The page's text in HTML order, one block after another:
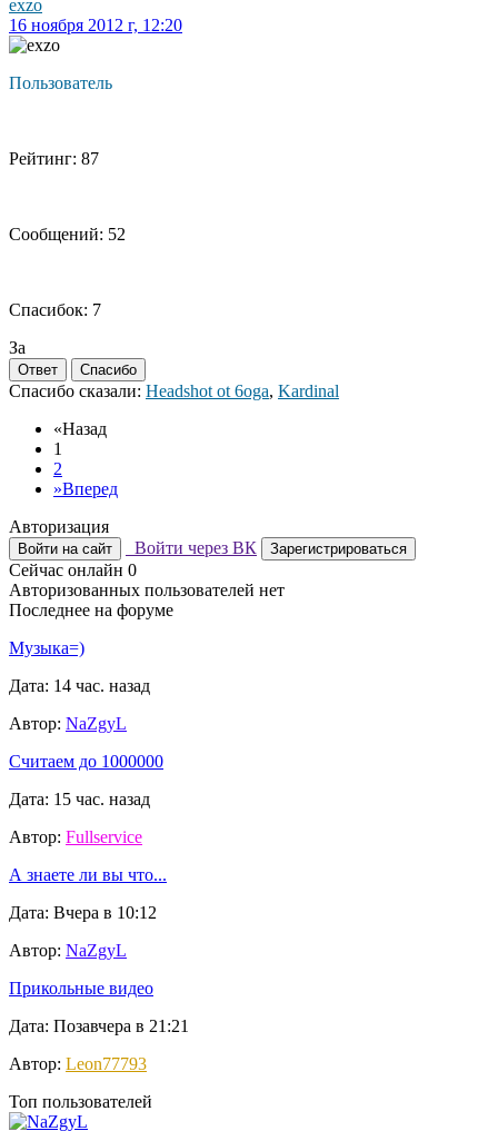
exzo
16 ноября 2012 г, 12:20
Пользователь
Рейтинг: 87
Сообщений: 52
Спасибок: 7
За
Ответ Спасибо
Спасибо сказали: Headshot ot 6oga, Kardinal
«Назад
1
2
»Вперед
Авторизация
Войти на сайт Войти через ВК Зарегистрироваться
Сейчас онлайн 0
Авторизованных пользователей нет
Последнее на форуме
Музыка=)
Дата: 14 час. назад
Автор: NaZgyL
Считаем до 1000000
Дата: 15 час. назад
Автор: Fullservice
А знаете ли вы что...
Дата: Вчера в 10:12
Автор: NaZgyL
Прикольные видео
Дата: Позавчера в 21:21
Автор: Leon77793
Топ пользователей